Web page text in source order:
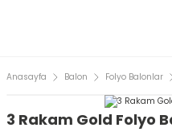
Anasayfa Balon Folyo Balonlar
3 Rakam Gold Folyo